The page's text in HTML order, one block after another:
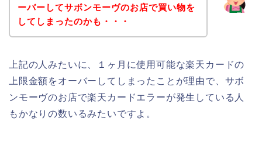
ーバーしてサボンモーヴのお店で買い物を
してしまったのかも・・・
上記の人みたいに、１ヶ月に使用可能な楽天カードの
上限金額をオーバーしてしまったことが理由で、サボ
ンモーヴのお店で楽天カードエラーが発生している人
もかなりの数いるみたいですよ。